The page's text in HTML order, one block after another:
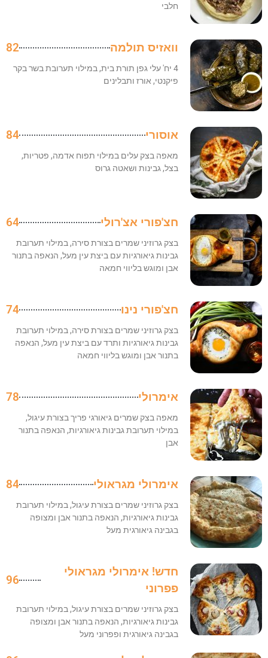
חלבי
וואזיס תולמה 82
4 יח' עלי גפן תורת בית, במילוי תערובת בשר בקר
פיקנטי, אורז ותבלינים
אוסורי 84
מאפה בצק עלים במילוי תפוח אדמה, פטריות,
בצל, גבינות ושאטה גרוס
חצ'פורי אצ'רולי 64
בצק גרוזיני שמרים בצורת סירה, במילוי תערובת
גבינות גיאורגיות עם ביצת עין מעל, הנאפה בתנור
אבן ומוגש בליווי חמאה
חצ'פורי נינו 74
בצק גרוזיני שמרים בצורת סירה, במילוי תערובת
גבינות גיאורגיות ותרד עם ביצת עין מעל, הנאפה
בתנור אבן ומוגש בליווי חמאה
אימרולי 78
מאפה בצק שמרים גיאורגי פריך בצורת עיגול,
במילוי תערובת גבינות גיאורגיות, הנאפה בתנור
אבן
אימרולי מגראולי 84
בצק גרוזיני שמרים בצורת עיגול, במילוי תערובת
גבינות גיאורגיות, הנאפה בתנור אבן ומצופה
בגבינה גיאורגית מעל
חדש! אימרולי מגראולי
פפרוני
96
בצק גרוזיני שמרים בצורת עיגול, במילוי תערובת
גבינות גיאורגיות, הנאפה בתנור אבן ומצופה
בגבינה גיאורגית ופפרוני מעל